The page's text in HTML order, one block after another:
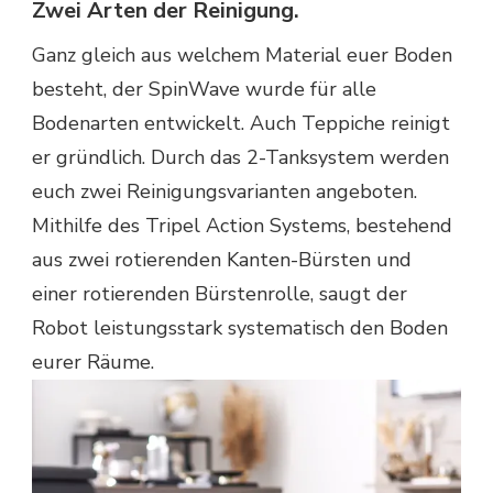
Zwei Arten der Reinigung.
Ganz gleich aus welchem Material euer Boden
besteht, der SpinWave wurde für alle
Bodenarten entwickelt. Auch Teppiche reinigt
er gründlich. Durch das 2-Tanksystem werden
euch zwei Reinigungsvarianten angeboten.
Mithilfe des Tripel Action Systems, bestehend
aus zwei rotierenden Kanten-Bürsten und
einer rotierenden Bürstenrolle, saugt der
Robot leistungsstark systematisch den Boden
eurer Räume.